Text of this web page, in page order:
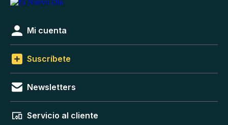
Mi cuenta
Suscríbete
Newsletters
Servicio al cliente